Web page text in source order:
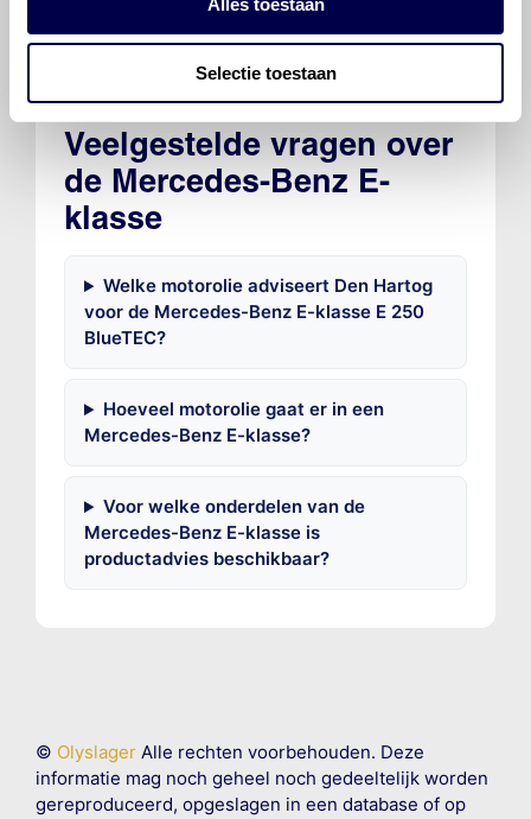
Selectie toestaan
Veelgestelde vragen over
de Mercedes-Benz E-
klasse
Welke motorolie adviseert Den Hartog
voor de Mercedes-Benz E-klasse E 250
BlueTEC?
Hoeveel motorolie gaat er in een
Mercedes-Benz E-klasse?
Voor welke onderdelen van de
Mercedes-Benz E-klasse is
productadvies beschikbaar?
© OlyslagerAlle rechten voorbehouden. Deze
informatie mag noch geheel noch gedeeltelijk worden
gereproduceerd, opgeslagen in een database of op